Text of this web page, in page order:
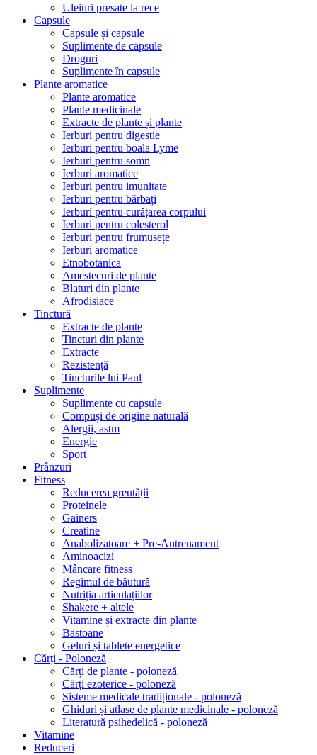
Uleiuri presate la rece
Capsule
Capsule și capsule
Suplimente de capsule
Droguri
Suplimente în capsule
Plante aromatice
Plante aromatice
Plante medicinale
Extracte de plante și plante
Ierburi pentru digestie
Ierburi pentru boala Lyme
Ierburi pentru somn
Ierburi aromatice
Ierburi pentru imunitate
Ierburi pentru bărbați
Ierburi pentru curățarea corpului
Ierburi pentru colesterol
Ierburi pentru frumusețe
Ierburi aromatice
Etnobotanica
Amestecuri de plante
Blaturi din plante
Afrodisiace
Tinctură
Extracte de plante
Tincturi din plante
Extracte
Rezistență
Tincturile lui Paul
Suplimente
Suplimente cu capsule
Compuși de origine naturală
Alergii, astm
Energie
Sport
Prânzuri
Fitness
Reducerea greutății
Proteinele
Gainers
Creatine
Anabolizatoare + Pre-Antrenament
Aminoacizi
Mâncare fitness
Regimul de băutură
Nutriția articulațiilor
Shakere + altele
Vitamine și extracte din plante
Bastoane
Geluri și tablete energetice
Cărți - Poloneză
Cărți de plante - poloneză
Cărți ezoterice - poloneză
Sisteme medicale tradiționale - poloneză
Ghiduri și atlase de plante medicinale - poloneză
Literatură psihedelică - poloneză
Vitamine
Reduceri